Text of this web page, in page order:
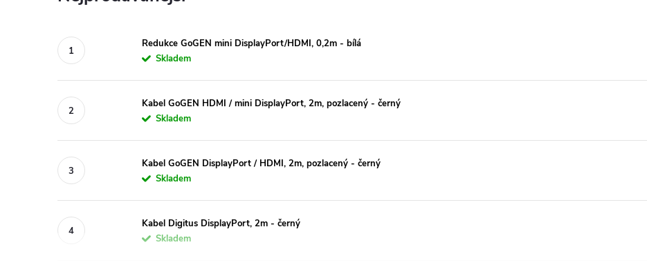
Redukce GoGEN mini DisplayPort/HDMI, 0,2m - bílá
Skladem
Kabel GoGEN HDMI / mini DisplayPort, 2m, pozlacený - černý
Skladem
Kabel GoGEN DisplayPort / HDMI, 2m, pozlacený - černý
Skladem
Kabel Digitus DisplayPort, 2m - černý
Skladem